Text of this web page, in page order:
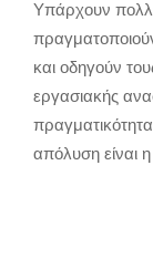
Υπάρχουν
και οδηγούν
εργασιακής
απόλυση είναι